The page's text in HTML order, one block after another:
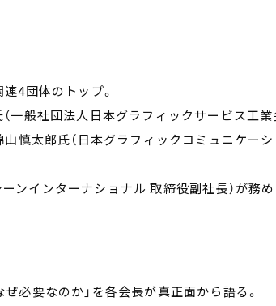
4団体のトップ。
一般社団法人日本グラフィックサービス工
山慎太郎氏（日本グラフィックコミュニケー
ンインターナショナル 取締役副社長）が務め
必要なのか」を各会長が真正面から語る。